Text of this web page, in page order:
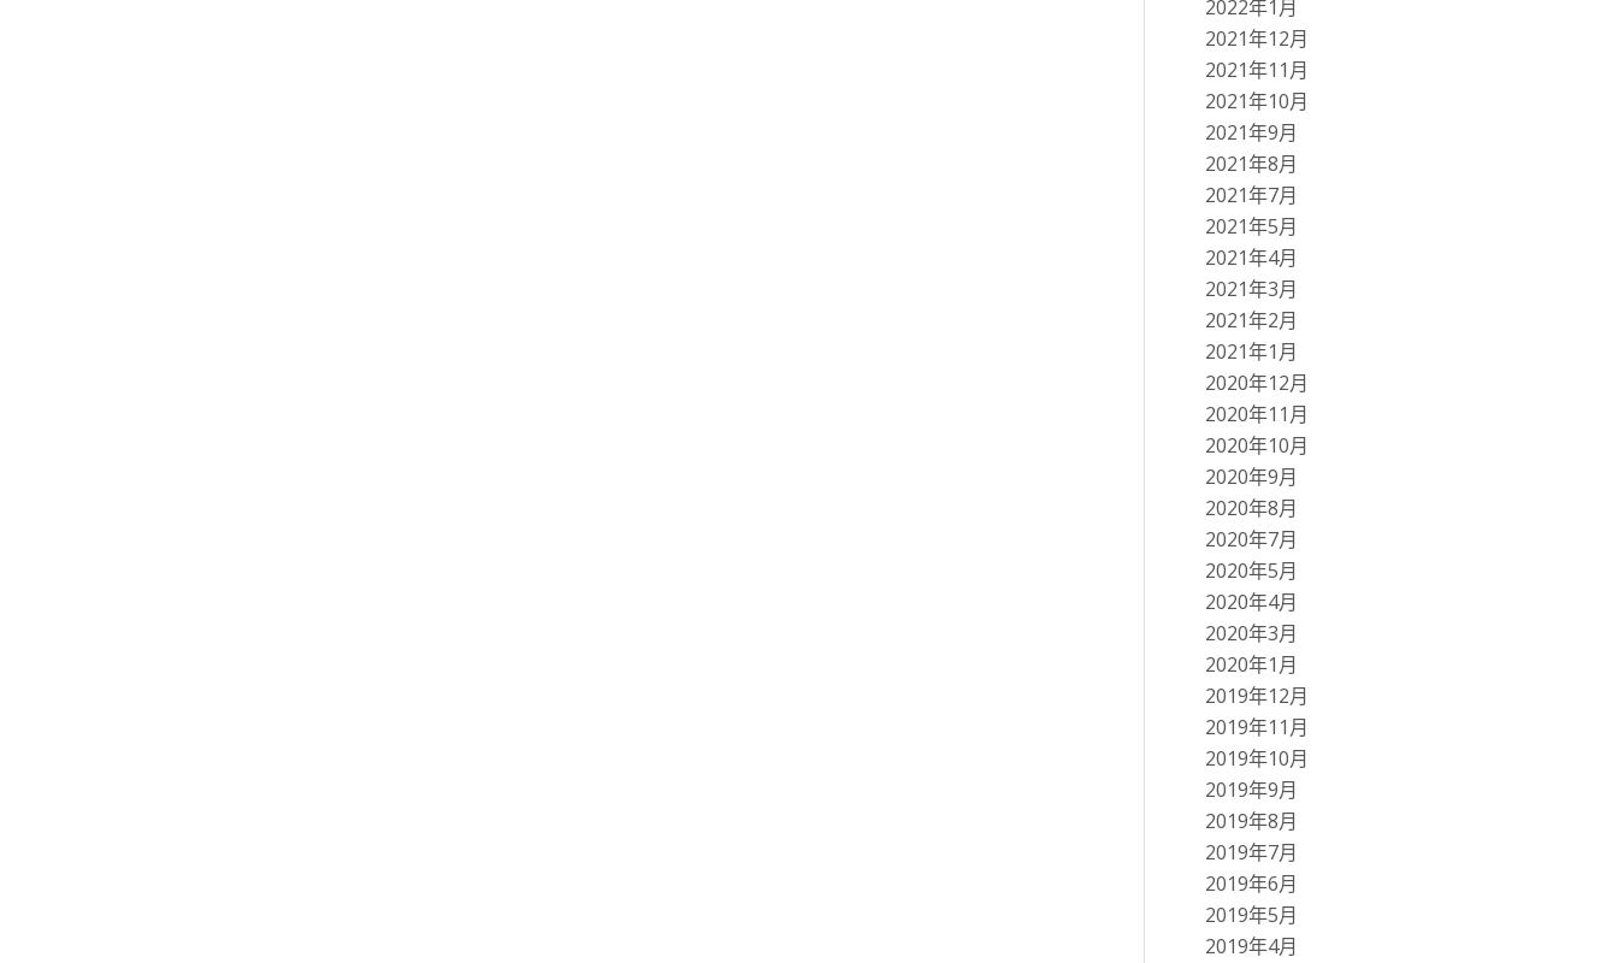
2022年1月
2021年12月
2021年11月
2021年10月
2021年9月
2021年8月
2021年7月
2021年5月
2021年4月
2021年3月
2021年2月
2021年1月
2020年12月
2020年11月
2020年10月
2020年9月
2020年8月
2020年7月
2020年5月
2020年4月
2020年3月
2020年1月
2019年12月
2019年11月
2019年10月
2019年9月
2019年8月
2019年7月
2019年6月
2019年5月
2019年4月